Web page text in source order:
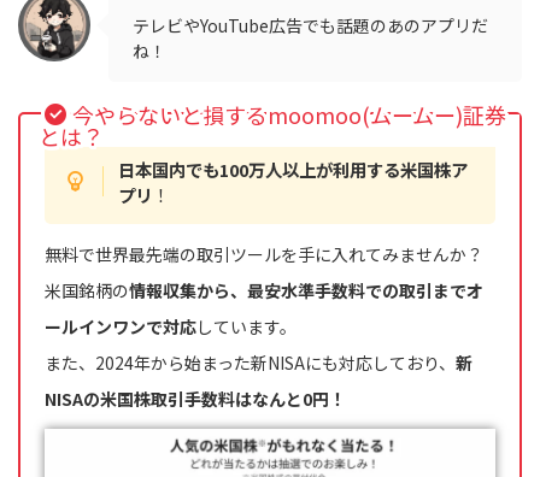
テレビやYouTube広告でも話題のあのアプリだ
ね！
今やらないと損するmoomoo(ムームー)証券
とは？
日本国内でも100万人以上が利用する米国株ア
プリ ！
無料で世界最先端の取引ツールを手に入れてみませんか？
米国銘柄の情報収集から、最安水準手数料での取引までオ
ールインワンで対応しています。
また、2024年から始まった新NISAにも対応しており、 新
NISAの米国株取引手数料はなんと0円！